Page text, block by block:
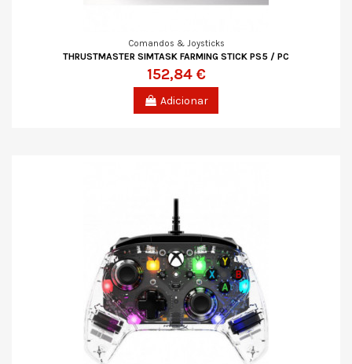
Comandos & Joysticks
THRUSTMASTER SIMTASK FARMING STICK PS5 / PC
152,84 €
Adicionar